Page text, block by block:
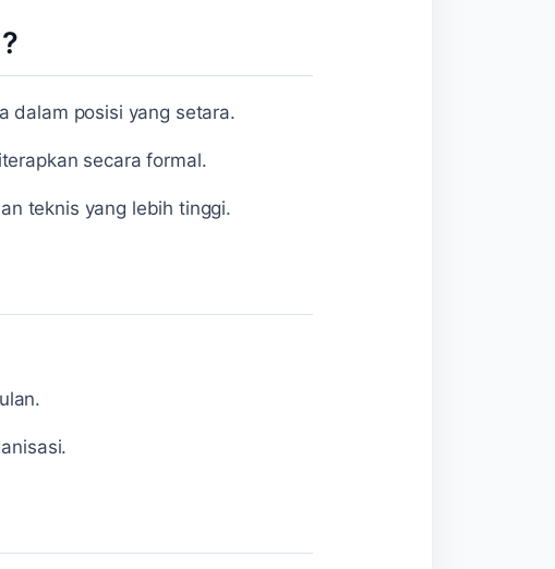
dalam posisi yang setara.
secara formal.
teknis yang lebih tinggi.